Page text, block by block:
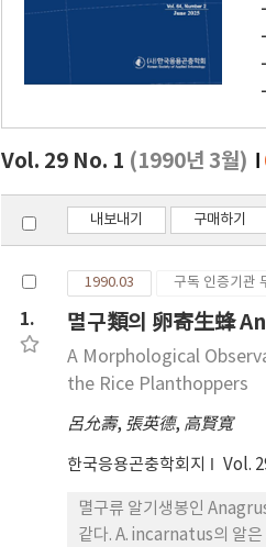
Vol. 29 No. 1 (1990년 3월)
내보내기 구매하기
1.
1990.03 구독 인증기관
멸구類의 卵寄生蜂
A Morphological
the Rice Planthoppers
呂允壽, 張英德, 高賢寬
한국응용곤충학회지 Vol.
멸구류 알기생봉인
같다. A. incarnatus의 알